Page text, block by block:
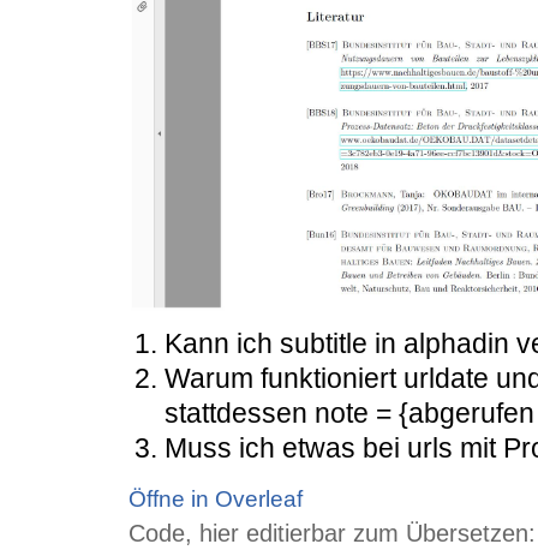
Kann ich subtitle in alphadin
Warum funktioniert urldate
stattdessen note =
Muss ich etwas bei urls mit
Öffne in Overleaf
Code, hier editierbar zum Übersetzen: